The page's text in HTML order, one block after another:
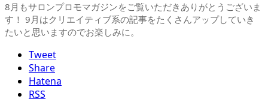
8月もサロンプロモマガジンをご覧いただきありがとうございま
す！ 9月はクリエイティブ系の記事をたくさんアップしていき
たいと思いますのでお楽しみに。
Tweet
Share
Hatena
RSS